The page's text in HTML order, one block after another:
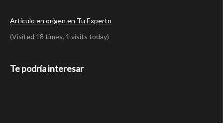
Articulo en origen en Tu Experto
(Visited 18 times, 1 visits today)
Te podría interesar